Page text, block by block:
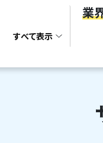
すべて表示
業